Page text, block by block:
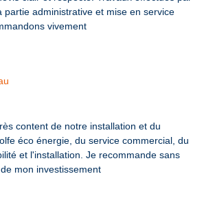
partie administrative et mise en service
vivement
content de notre installation et du
éco énergie, du service commercial, du
et l'installation. Je recommande sans
mon investissement